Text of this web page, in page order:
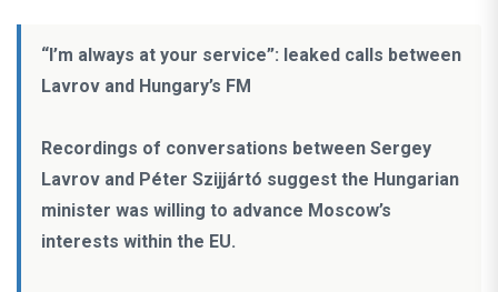
“I’m always at your service”: leaked calls between
Lavrov and Hungary’s FM
Recordings of conversations between Sergey
Lavrov and Péter Szijjártó suggest the Hungarian
minister was willing to advance Moscow’s
interests within the EU.